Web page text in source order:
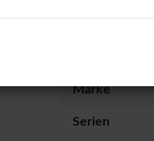
Marke
Serien